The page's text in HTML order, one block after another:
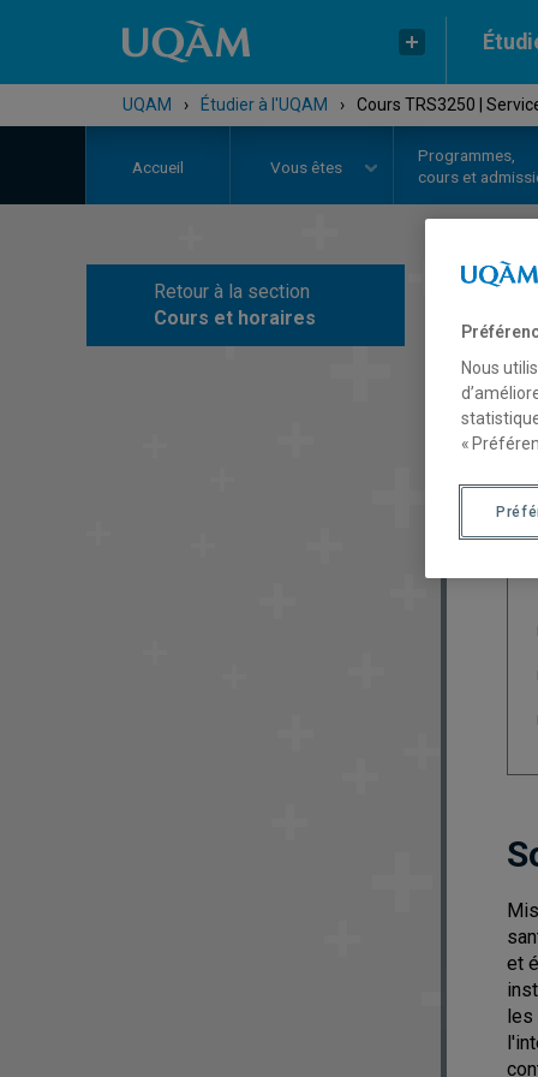
UQAM › Étudier à l'UQAM › Cours TRS3250 |
Accueil Vous êtes
Programmes,
cours et
Retour à la section
Cours et horaires
et
les
Nous
«